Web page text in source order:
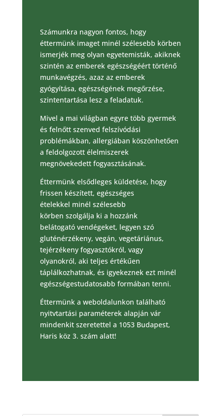
Számunkra nagyon fontos, hogy
éttermünk imaget minél szélesebb körben
ismerjék meg olyan egyetemisták, akiknek
szintén az emberek egészségéért történő
munkavégzés, azaz az emberek
gyógyítása, egészségének megőrzése,
szintentartása lesz a feladatuk.
Mivel a mai világban egyre több gyermek
és felnőtt szenved felszívódási
problémákban, allergiában köszönhetően
a feldolgozott élelmiszerek
megnövekedett fogyasztásának.
Éttermünk elsődleges küldetése, hogy
frissen készített, egészséges
ételekkel minél szélesebb
körben szolgálja ki a hozzánk
belátogató vendégeket, legyen szó
gluténérzékeny, vegán, vegetáriánus,
tejérzékeny fogyasztókról, vagy
olyanokról, aki teljes értékűen
táplálkozhatnak, és igyekeznek ezt minél
egészségestudatosabb formában tenni.
Éttermünk a weboldalunkon található
nyitvtartási paraméterek alapján vár
mindenkit szeretettel a 1053 Budapest,
Haris köz 3. szám alatt!